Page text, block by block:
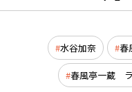
水谷加奈 春
春風亭一蔵 ラ